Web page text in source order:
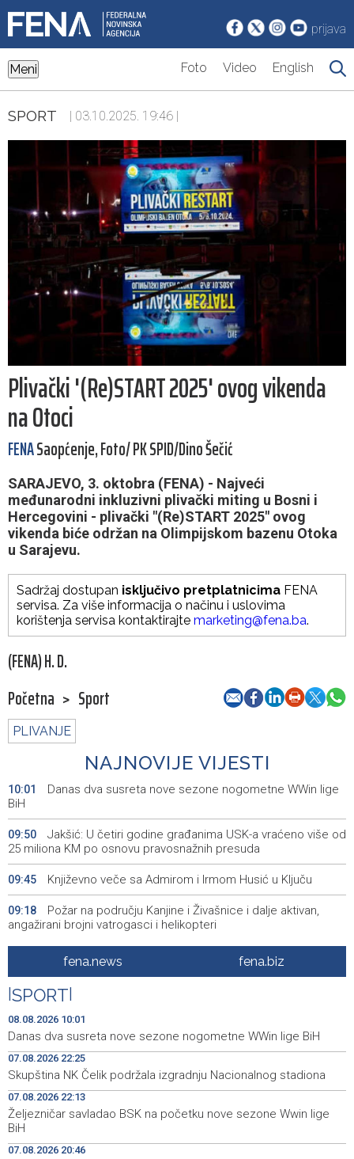
prijava
Meni Foto Video English
SPORT | 03.10.2025. 19:46 |
Plivački '(Re)START 2025' ovog vikenda
na Otoci
FENASaopćenje, Foto/ PK SPID/Dino Šečić
SARAJEVO, 3. oktobra (FENA) - Najveći
međunarodni inkluzivni plivački miting u Bosni i
Hercegovini - plivački "(Re)START 2025" ovog
vikenda biće održan na Olimpijskom bazenu Otoka
u Sarajevu.
Sadržaj dostupan isključivo pretplatnicima FENA
servisa. Za više informacija o načinu i uslovima
korištenja servisa kontaktirajte marketing@fena.ba.
(FENA) H. D.
Početna > Sport
PLIVANJE
NAJNOVIJE VIJESTI
10:01
Danas dva susreta nove sezone nogometne WWin lige
BiH
09:50
Jakšić: U četiri godine građanima USK-a vraćeno više od
25 miliona KM po osnovu pravosnažnih presuda
09:45 Književno veče sa Admirom i Irmom Husić u Ključu
09:18
Požar na području Kanjine i Živašnice i dalje aktivan,
angažirani brojni vatrogasci i helikopteri
Erdogan: Sporazum iz Meke nije usmjeren ni protiv
jedne države, otvoren je i za prijateljske zemlje
08:51
Američki sud blokirao Trumpov plan izgradnje plesne
dvorane u Bijeloj kući
Danas sunčano, tokom dana umjeren porast noblake,
praćen pljuskovima i grmljavinom
08:34
Duge kolone vozila na graničnim prelazim na izlazu iz
BiH
08:29
Raspotočje
fena.news fena.biz
SPORT
08.08.2026 10:01
Danas dva susreta nove sezone nogometne WWin lige BiH
07.08.2026 22:25
Skupština NK Čelik podržala izgradnju Nacionalnog stadiona
07.08.2026 22:13
Željezničar savladao BSK na početku nove sezone Wwin lige
BiH
07.08.2026 20:46